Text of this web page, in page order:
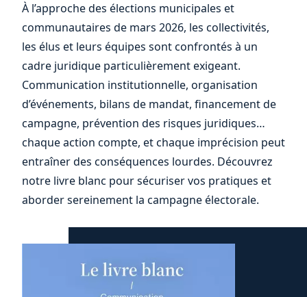
votre
À l’approche des élections municipales et
communautaires de mars 2026, les collectivités,
les élus et leurs équipes sont confrontés à un
cadre juridique particulièrement exigeant.
Communication institutionnelle, organisation
d’événements, bilans de mandat, financement de
campagne, prévention des risques juridiques…
chaque action compte, et chaque imprécision peut
entraîner des conséquences lourdes. Découvrez
notre livre blanc pour sécuriser vos pratiques et
aborder sereinement la campagne électorale.